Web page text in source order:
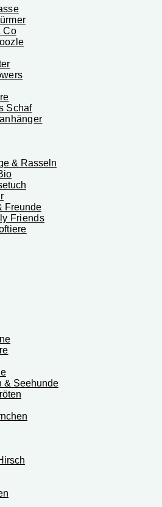
Co
Schaf
& Rasseln
Freunde
Friends
& Seehunde